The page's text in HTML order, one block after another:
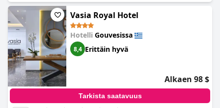
Vasia Royal Hotel
Hotelli Gouvesissa
8,4 Erittäin hyvä
Alkaen 98 $
Tarkista saatavuus